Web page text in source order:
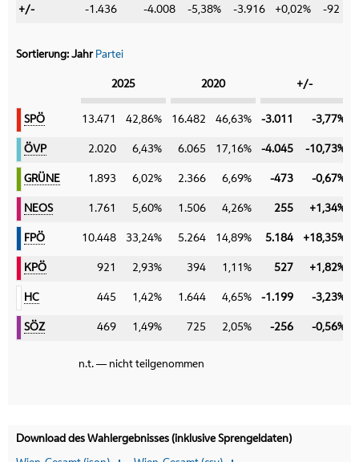
-1.436 -4.008 -5,38% -3.916 +0,02% -92
+/-
Sortierung: Jahr Partei
n.t. — nicht teilgenommen
Kategorie2025 2020 +/-
SPÖ
13.471 42,86% 16.482 46,63% -3.011 -3,77%
ÖVP
2.020 6,43% 6.065 17,16% -4.045 -10,73%
GRÜNE
1.893 6,02% 2.366 6,69% -473 -0,67%
NEOS
1.761 5,60% 1.506 4,26% 255 +1,34%
FPÖ
10.448 33,24% 5.264 14,89% 5.184 +18,35%
KPÖ
921 2,93% 394 1,11% 527 +1,82%
HC445 1,42% 1.644 4,65% -1.199 -3,23%
SÖZ
469 1,49% 725 2,05% -256 -0,56%
SPÖ
ÖVP
GRÜNE
NEOS
FPÖ
KPÖ
HC
SÖZ
Download des Wahlergebnisses (inklusive Sprengeldaten)